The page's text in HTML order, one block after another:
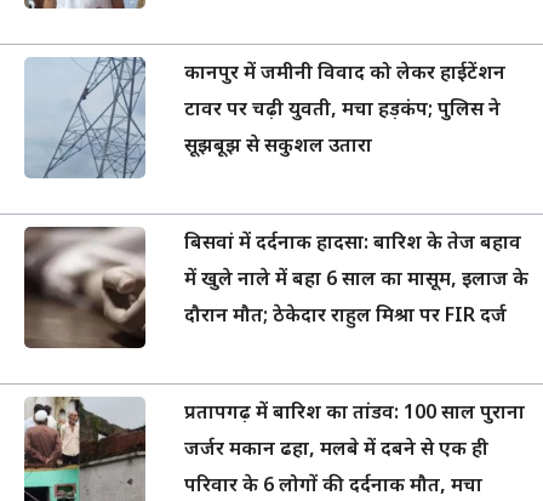
कानपुर में जमीनी विवाद को लेकर हाईटेंशन
टावर पर चढ़ी युवती, मचा हड़कंप; पुलिस ने
सूझबूझ से सकुशल उतारा
बिसवां में दर्दनाक हादसा: बारिश के तेज बहाव
में खुले नाले में बहा 6 साल का मासूम, इलाज के
दौरान मौत; ठेकेदार राहुल मिश्रा पर FIR दर्ज
प्रतापगढ़ में बारिश का तांडव: 100 साल पुराना
जर्जर मकान ढहा, मलबे में दबने से एक ही
परिवार के 6 लोगों की दर्दनाक मौत, मचा